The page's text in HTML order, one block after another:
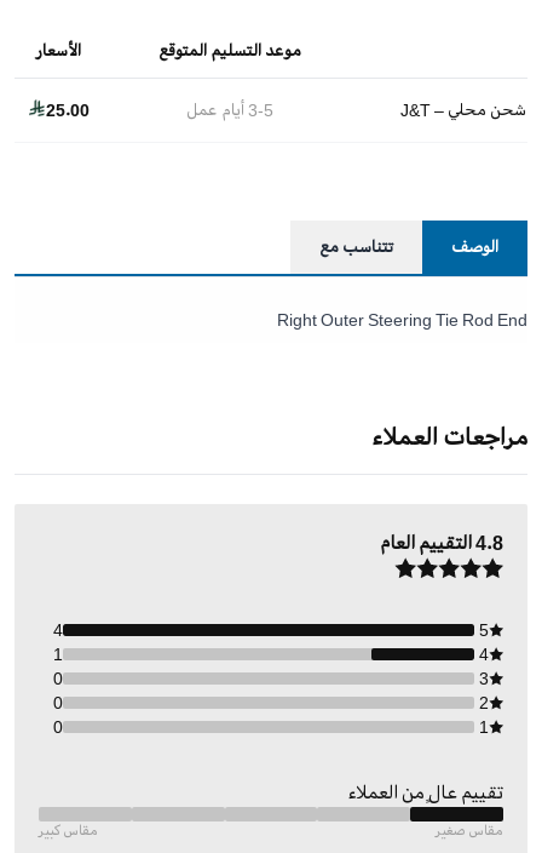
موعد التسليم المتوقع الأسعار
شحن محلي – J&T 3-5أيام عمل 25.00
الوصف تتناسب مع
Right Outer Steering Tie Rod End
مراجعات العملاء
4.8التقييم العام
5
4
4
1
3
0
2
0
1
0
تقييم عالٍ من العملاء
مقاس صغير مقاس كبير